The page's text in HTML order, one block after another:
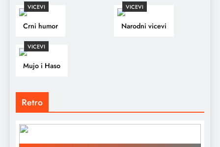
VICEVI
Crni humor
VICEVI
Narodni vicevi
VICEVI
Mujo i Haso
Retro